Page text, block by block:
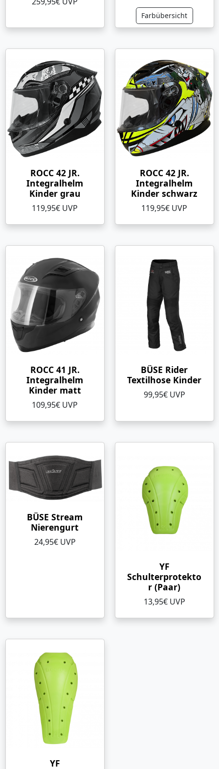
Farbübersicht
ROCC 42 JR.
Integralhelm
Kinder grau
119,95€ UVP
ROCC 42 JR.
Integralhelm
Kinder schwarz
119,95€ UVP
ROCC 41 JR.
Integralhelm
Kinder matt
109,95€ UVP
BÜSE Rider
Textilhose Kinder
99,95€ UVP
BÜSE Stream
Nierengurt
24,95€ UVP
YF
Schulterprotekto
r (Paar)
13,95€ UVP
YF